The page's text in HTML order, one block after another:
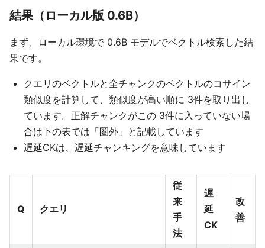
結果（ローカル版 0.6B）
まず、ローカル環境で 0.6B モデルでベクトル検索した結
果です。
クエリのベクトルと全チャンクのベクトルのコサイン
類似度を計算して、類似度が高い順に 3件を取り出し
ています。正解チャンクがこの 3件に入っていない場
合は下の表では「圏外」と記載しています
遅延CKは、遅延チャンキングを意味しています
Q クエリ
従
来
手
法
遅
延
CK
改
善